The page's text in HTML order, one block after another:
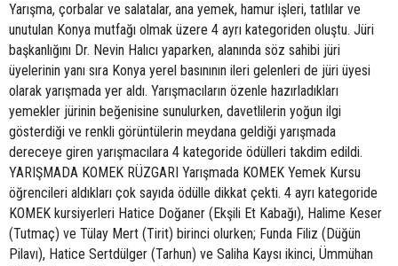
Yarışma, çorbalar ve salatalar, ana yemek, hamur işleri, tatlılar ve
unutulan Konya mutfağı olmak üzere 4 ayrı kategoriden oluştu. Jüri
başkanlığını Dr. Nevin Halıcı yaparken, alanında söz sahibi jüri
üyelerinin yanı sıra Konya yerel basınının ileri gelenleri de jüri üyesi
olarak yarışmada yer aldı. Yarışmacıların özenle hazırladıkları
yemekler jürinin beğenisine sunulurken, davetlilerin yoğun ilgi
gösterdiği ve renkli görüntülerin meydana geldiği yarışmada
dereceye giren yarışmacılara 4 kategoride ödülleri takdim edildi.
YARIŞMADA KOMEK RÜZGARI Yarışmada KOMEK Yemek Kursu
öğrencileri aldıkları çok sayıda ödülle dikkat çekti. 4 ayrı kategoride
KOMEK kursiyerleri Hatice Doğaner (Ekşili Et Kabağı), Halime Keser
(Tutmaç) ve Tülay Mert (Tirit) birinci olurken; Funda Filiz (Düğün
Pilavı), Hatice Sertdülger (Tarhun) ve Saliha Kaysı ikinci, Ümmühan